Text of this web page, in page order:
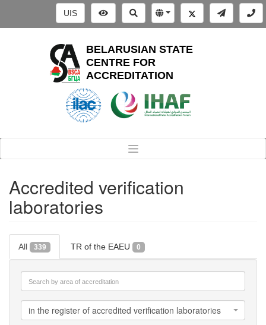
UIS
BELARUSIAN STATE
CENTRE FOR
ACCREDITATION
Accredited verification
laboratories
All 339 TR of the EAEU 0
in the register of accredited verification laboratories